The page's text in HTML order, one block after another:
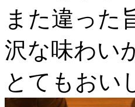
また違った
沢な味わい
とてもおい